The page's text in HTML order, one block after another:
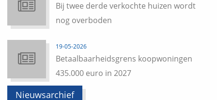
Bij twee derde verkochte huizen wordt
nog overboden
19-05-2026
Betaalbaarheidsgrens koopwoningen
435.000 euro in 2027
Nieuwsarchief